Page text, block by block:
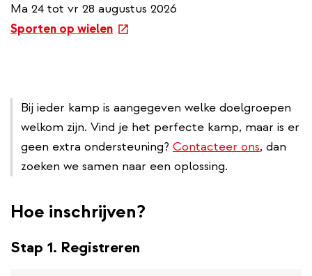
Ma 24 tot vr 28 augustus 2026
Sporten op wielen
e
r
i
k
Bij ieder kamp is aangegeven welke doelgroepen
welkom zijn. Vind je het perfecte kamp, maar is er
geen extra ondersteuning? Contacteer ons, dan
zoeken we samen naar een oplossing.
Hoe inschrijven?
Stap 1. Registreren